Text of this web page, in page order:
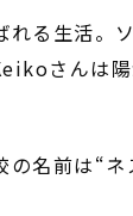
る生活。
さんは
名前は“